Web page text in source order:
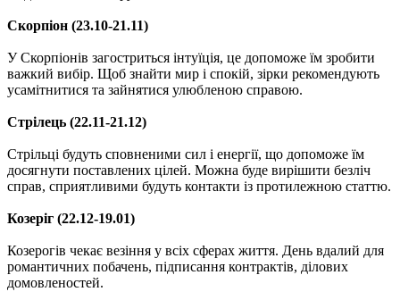
Скорпіон (23.10-21.11)
У Скорпіонів загостриться інтуїція, це допоможе їм зробити
важкий вибір. Щоб знайти мир і спокій, зірки рекомендують
усамітнитися та зайнятися улюбленою справою.
Стрілець (22.11-21.12)
Стрільці будуть сповненими сил і енергії, що допоможе їм
досягнути поставлених цілей. Можна буде вирішити безліч
справ, сприятливими будуть контакти із протилежною статтю.
Козеріг (22.12-19.01)
Козерогів чекає везіння у всіх сферах життя. День вдалий для
романтичних побачень, підписання контрактів, ділових
домовленостей.